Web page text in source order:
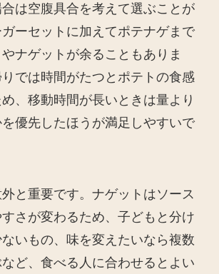
は空腹具合を考えて選ぶことが
ーセットに加えてポテナゲまで
ナゲットが余ることもありま
では時間がたつとポテトの食感
、移動時間が長いときは量より
優先したほうが満足しやすいで
と重要です。ナゲットはソース
さが変わるため、子どもと分け
いもの、味を変えたいなら複数
ど、食べる人に合わせるとよい